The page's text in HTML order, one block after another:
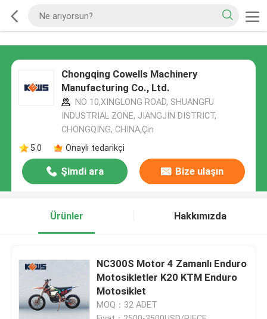
Chongqing Cowells Machinery
Manufacturing Co., Ltd.
NO 10,XINGLONG ROAD, SHUANGFU
INDUSTRIAL ZONE, JIANGJIN DISTRICT,
CHONGQING, CHINA,Çin
5.0
Onaylı tedarikçi
Şimdi ara Bize ulaşın
Ürünler Hakkımızda
NC300S Motor 4 Zamanlı Enduro
Motosikletler K20 KTM Enduro
Motosiklet
MOQ：32 ADET